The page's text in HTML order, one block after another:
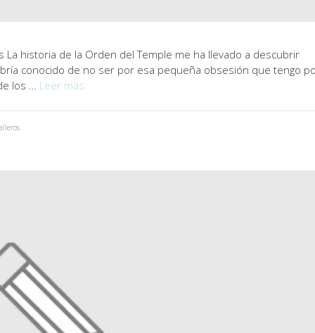
La historia de la Orden del Temple me ha llevado a descubrir
conocido de no ser por esa pequeña obsesión que tengo
los … Leer más